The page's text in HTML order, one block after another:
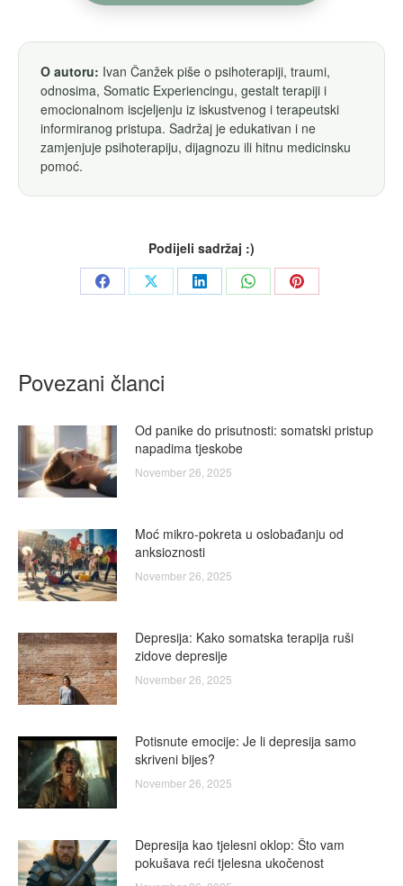
O autoru: Ivan Čanžek piše o psihoterapiji, traumi,
odnosima, Somatic Experiencingu, gestalt terapiji i
emocionalnom iscjeljenju iz iskustvenog i terapeutski
informiranog pristupa. Sadržaj je edukativan i ne
zamjenjuje psihoterapiju, dijagnozu ili hitnu medicinsku
pomoć.
Podijeli sadržaj :)
Share Share Share Share Share
Povezani članci
Od panike do prisutnosti: somatski pristup
napadima tjeskobe
November 26, 2025
Moć mikro-pokreta u oslobađanju od
anksioznosti
November 26, 2025
Depresija: Kako somatska terapija ruši
zidove depresije
November 26, 2025
Potisnute emocije: Je li depresija samo
skriveni bijes?
November 26, 2025
Depresija kao tjelesni oklop: Što vam
pokušava reći tjelesna ukočenost